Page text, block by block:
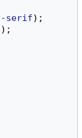
serif);
);